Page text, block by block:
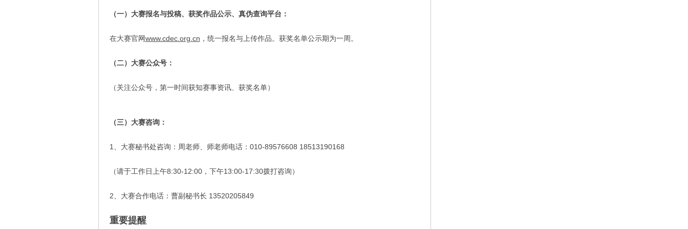
（一）大赛报名与投稿、获奖作品公示、真伪查询平台：
在大赛官网www.cdec.org.cn ，统一报名与上传作品。获奖名单公示期为一周。
（二）大赛公众号：
（关注公众号，第一时间获知赛事资讯、获奖名单）
（三）大赛咨询：
1、大赛秘书处咨询：周老师、师老师电话：010-89576608 18513190168
（请于工作日上午8:30-12:00，下午13:00-17:30拨打咨询）
2、大赛合作电话：曹副秘书长 13520205849
重要提醒